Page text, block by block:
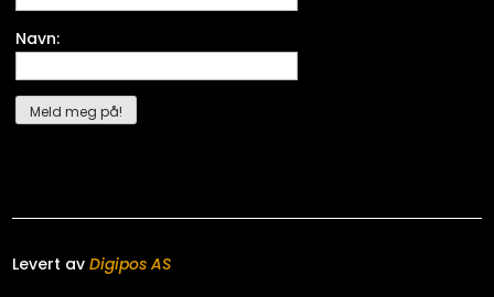
Navn:
Levert avDigipos AS